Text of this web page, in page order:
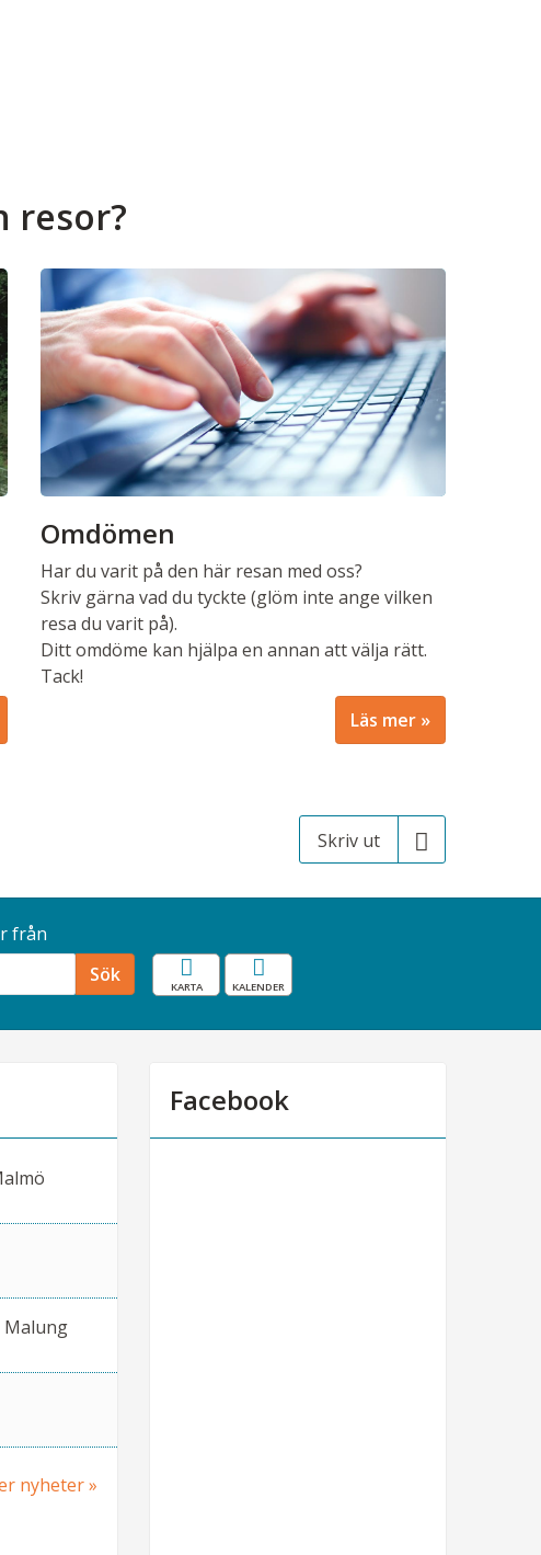
resor?
Omdömen
Har du varit på den här resan med oss?
Skriv gärna vad du tyckte (glöm inte ange vilken
resa du varit på).
Ditt omdöme kan hjälpa en annan att välja rätt.
Tack!
Läs mer
Skriv ut
från
Sök
KartaResekalender
Malung
nyheter
Facebook